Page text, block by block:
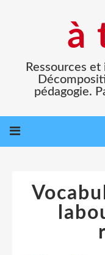
à
Ressources
pédagogie.